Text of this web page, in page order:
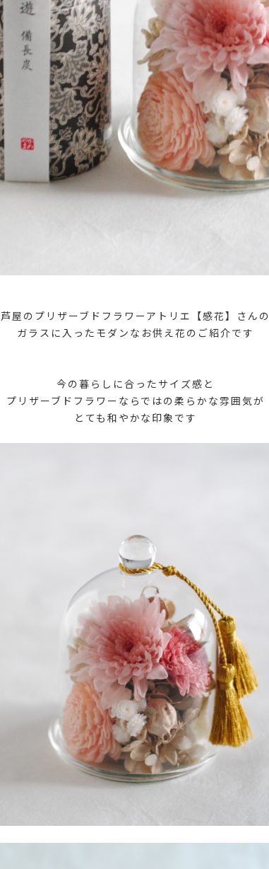
芦屋のプリザーブドフラワーアトリエ【感花】さんの
ガラスに入ったモダンなお供え花のご紹介です
今の暮らしに合ったサイズ感と
プリザーブドフラワーならではの柔らかな雰囲気が
とても和やかな印象です